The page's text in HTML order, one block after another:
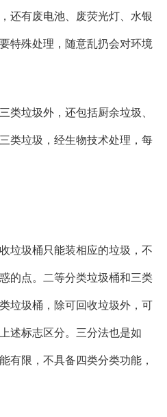
还有废电池、废荧光灯、水银
特殊处理，随意乱扔会对环境
类垃圾外，还包括厨余垃圾、
类垃圾，经生物技术处理，每
垃圾桶只能装相应的垃圾，不
的点。二等分类垃圾桶和三类
垃圾桶，除可回收垃圾外，可
述标志区分。三分法也是如
有限，不具备四类分类功能，